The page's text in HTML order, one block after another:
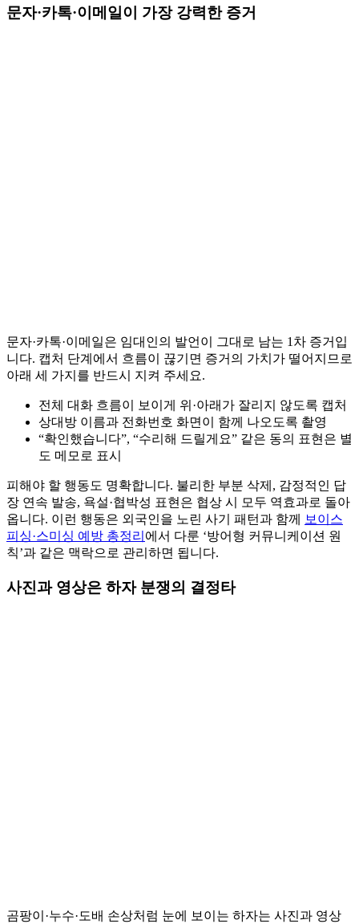
문자·카톡·이메일이 가장 강력한 증거
문자·카톡·이메일은 임대인의 발언이 그대로 남는 1차 증거입
니다. 캡처 단계에서 흐름이 끊기면 증거의 가치가 떨어지므로
아래 세 가지를 반드시 지켜 주세요.
전체 대화 흐름이 보이게 위·아래가 잘리지 않도록 캡처
상대방 이름과 전화번호 화면이 함께 나오도록 촬영
“확인했습니다”, “수리해 드릴게요” 같은 동의 표현은 별
도 메모로 표시
피해야 할 행동도 명확합니다. 불리한 부분 삭제, 감정적인 답
장 연속 발송, 욕설·협박성 표현은 협상 시 모두 역효과로 돌아
옵니다. 이런 행동은 외국인을 노린 사기 패턴과 함께
보이스
피싱·스미싱 예방 총정리 에서 다룬 ‘방어형 커뮤니케이션 원
칙’과 같은 맥락으로 관리하면 됩니다.
사진과 영상은 하자 분쟁의 결정타
곰팡이·누수·도배 손상처럼 눈에 보이는 하자는 사진과 영상